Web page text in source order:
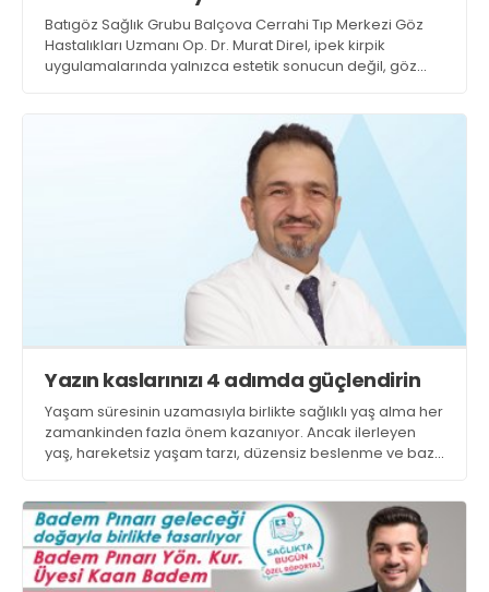
Batıgöz Sağlık Grubu Balçova Cerrahi Tıp Merkezi Göz
Hastalıkları Uzmanı Op. Dr. Murat Direl, ipek kirpik
uygulamalarında yalnızca estetik sonucun değil, göz
Yazın kaslarınızı 4 adımda güçlendirin
Yaşam süresinin uzamasıyla birlikte sağlıklı yaş alma her
zamankinden fazla önem kazanıyor. Ancak ilerleyen
yaş, hareketsiz yaşam tarzı, düzensiz beslenme ve bazı